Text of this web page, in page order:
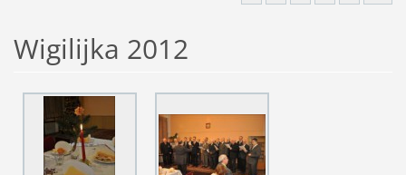
Wigilijka 2012